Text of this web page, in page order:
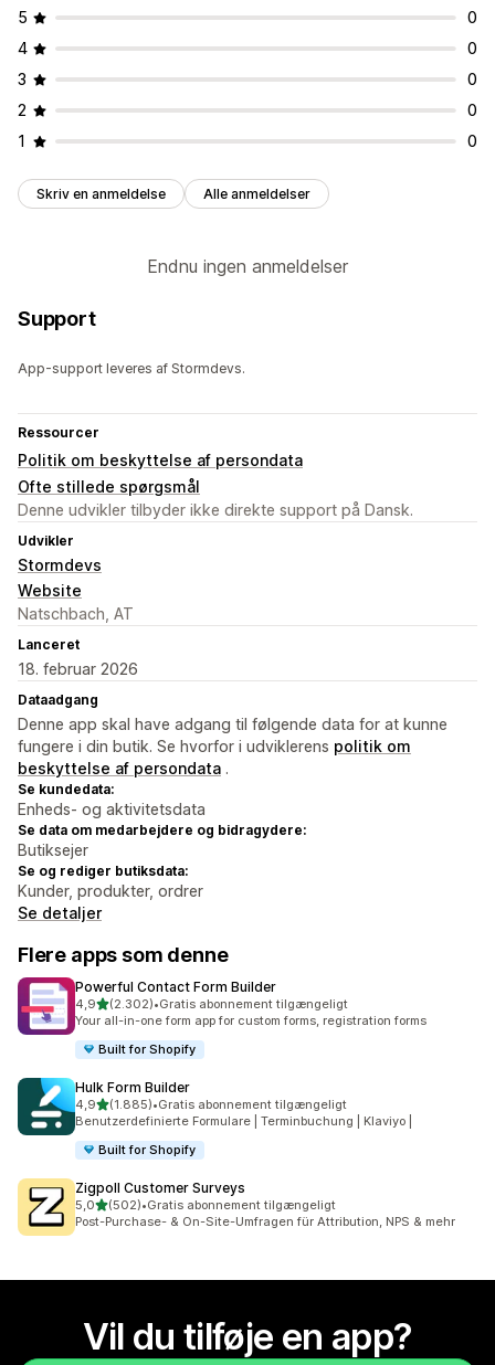
5
0
4
0
3
0
2
0
1
0
Skriv en anmeldelse Alle anmeldelser
Endnu ingen anmeldelser
Support
App-support leveres af Stormdevs.
Ressourcer
Politik om beskyttelse af persondata
Ofte stillede spørgsmål
Denne udvikler tilbyder ikke direkte support på Dansk.
Udvikler
Stormdevs
Website
Natschbach, AT
Lanceret
18. februar 2026
Dataadgang
Denne app skal have adgang til følgende data for at kunne
fungere i din butik. Se hvorfor i udviklerens politik om
beskyttelse af persondata .
Se kundedata:
Enheds- og aktivitetsdata
Se data om medarbejdere og bidragydere:
Butiksejer
Se og rediger butiksdata:
Kunder, produkter, ordrer
Se detaljer
Flere apps som denne
Powerful Contact Form Builder
4,9ud af 5 stjerner
(2.302)
2302 anmeldelser i alt
•Gratis abonnement tilgængeligt
Your all-in-one form app for custom forms, registration forms
Built for Shopify
Hulk Form Builder
4,9ud af 5 stjerner
(1.885)
1885 anmeldelser i alt
•Gratis abonnement tilgængeligt
Benutzerdefinierte Formulare | Terminbuchung | Klaviyo |
Built for Shopify
Zigpoll Customer Surveys
5,0ud af 5 stjerner
(502)
502 anmeldelser i alt
•Gratis abonnement tilgængeligt
Post-Purchase- & On-Site-Umfragen für Attribution, NPS & mehr
Vil du tilføje en app?